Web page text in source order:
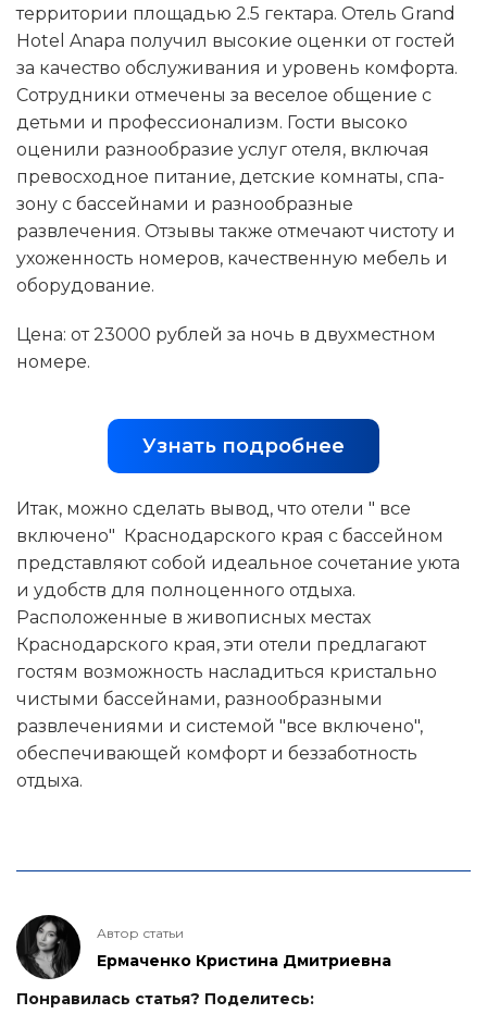
территории площадью 2.5 гектара. Отель Grand
Hotel Anapa получил высокие оценки от гостей
за качество обслуживания и уровень комфорта.
Сотрудники отмечены за веселое общение с
детьми и профессионализм. Гости высоко
оценили разнообразие услуг отеля, включая
превосходное питание, детские комнаты, спа-
зону с бассейнами и разнообразные
развлечения. Отзывы также отмечают чистоту и
ухоженность номеров, качественную мебель и
оборудование.
Цена: от 23000 рублей за ночь в двухместном
номере.
Узнать подробнее
Итак, можно сделать вывод, что отели " все
включено" Краснодарского края с бассейном
представляют собой идеальное сочетание уюта
и удобств для полноценного отдыха.
Расположенные в живописных местах
Краснодарского края, эти отели предлагают
гостям возможность насладиться кристально
чистыми бассейнами, разнообразными
развлечениями и системой "все включено",
обеспечивающей комфорт и беззаботность
отдыха.
Автор статьи
Ермаченко Кристина Дмитриевна
Понравилась статья? Поделитесь: